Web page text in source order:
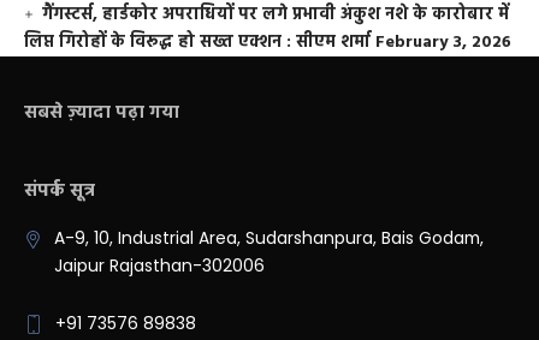
गैंगस्टर्स, हार्डकोर अपराधियों पर लगे प्रभावी अंकुश नशे के कारोबार में
लिप्त गिरोहों के विरूद्ध हो सख्त एक्शन : सीएम शर्मा February 3, 2026
सबसे ज़्यादा पढ़ा गया
संपर्क सूत्र
A-9, 10, Industrial Area, Sudarshanpura, Bais Godam,
Jaipur Rajasthan-302006
+91 73576 89838